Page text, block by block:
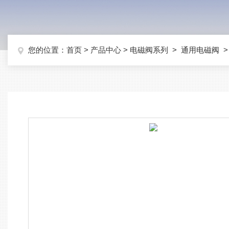
您的位置： 首页 > 产品中心 > 电磁阀系列 > 通用电磁阀